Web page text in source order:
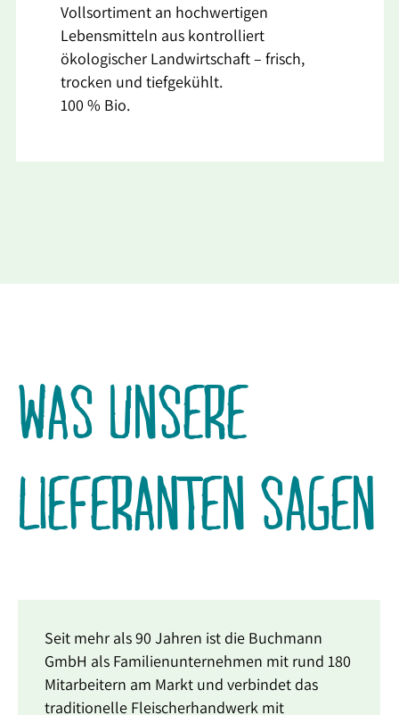
Vollsortiment an hochwertigen
Lebensmitteln aus kontrolliert
ökologischer Landwirtschaft – frisch,
trocken und tiefgekühlt.
100 % Bio.
WAS UNSERE
LIEFERANTEN SAGEN
Seit mehr als 90 Jahren ist die Buchmann
GmbH als Familienunternehmen mit rund 180
Mitarbeitern am Markt und verbindet das
traditionelle Fleischerhandwerk mit